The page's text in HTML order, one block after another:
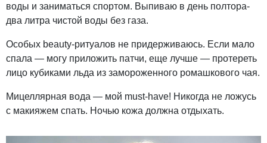
воды и заниматься спортом. Выпиваю в день полтора-
два литра чистой воды без газа.
Особых beauty-ритуалов не придерживаюсь. Если мало
спала — могу приложить патчи, еще лучше — протереть
лицо кубиками льда из замороженного ромашкового чая.
Мицеллярная вода — мой must-have! Никогда не ложусь
с макияжем спать. Ночью кожа должна отдыхать.